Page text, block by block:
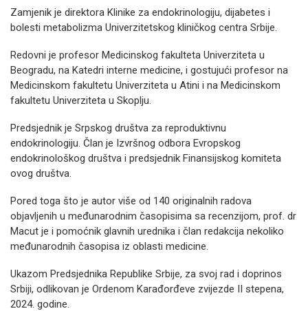
Zamjenik je direktora Klinike za endokrinologiju, dijabetes i
bolesti metabolizma Univerzitetskog kliničkog centra Srbije.
Redovni je profesor Medicinskog fakulteta Univerziteta u
Beogradu, na Katedri interne medicine, i gostujući profesor na
Medicinskom fakultetu Univerziteta u Atini i na Medicinskom
fakultetu Univerziteta u Skoplju.
Predsjednik je Srpskog društva za reproduktivnu
endokrinologiju. Član je Izvršnog odbora Evropskog
endokrinološkog društva i predsjednik Finansijskog komiteta
ovog društva.
Pored toga što je autor više od 140 originalnih radova
objavljenih u međunarodnim časopisima sa recenzijom, prof. dr
Macut je i pomoćnik glavnih urednika i član redakcija nekoliko
međunarodnih časopisa iz oblasti medicine.
Ukazom Predsjednika Republike Srbije, za svoj rad i doprinos
Srbiji, odlikovan je Ordenom Karađorđeve zvijezde II stepena,
2024. godine.